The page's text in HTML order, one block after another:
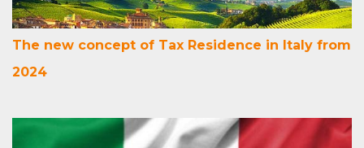
The new concept of Tax Residence in Italy from
2024